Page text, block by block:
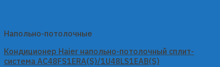
Напольно-потолочные
Кондиционер Haier напольно-потолочный сплит-
система AC48FS1ERA(S)/1U48LS1EAB(S)